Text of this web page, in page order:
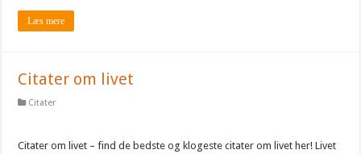
Læs mere
Citater om livet
Citater
Citater om livet – find de bedste og klogeste citater om livet her! Livet